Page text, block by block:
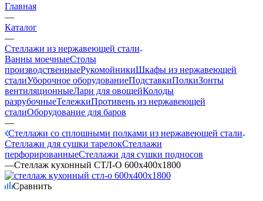
Главная
—
Каталог
—
Стеллажи из нержавеющей стали
Ванны моечныеСтолы
производственныеРукомойникиШкафы из нержавеющей
сталиУборочное оборудованиеПодставкиПолкиЗонты
вентиляционныеЛари для овощейКолоды
разрубочныеТележкиПротивень из нержавеющей
сталиОборудование для баров
—
Стеллажи со сплошными полками из нержавеющей стали
Стеллажи для сушки тарелокСтеллажи
перфорированныеСтеллажи для сушки подносов
—Стеллаж кухонный СТЛ-О 600х400х1800
Сравнить